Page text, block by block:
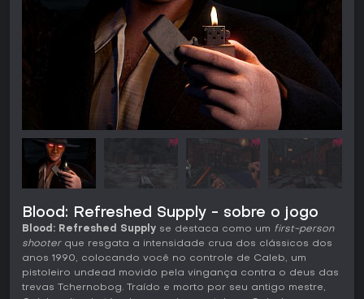
Blood: Refreshed Supply - sobre o jogo
Blood: Refreshed Supply se destaca como um first-person
shooterque resgata a intensidade crua dos clássicos dos
anos 1990, colocando você no controle de Caleb, um
pistoleiro undead movido pela vingança contra o deus das
trevas Tchernobog. Traído e morto por seu antigo mestre,